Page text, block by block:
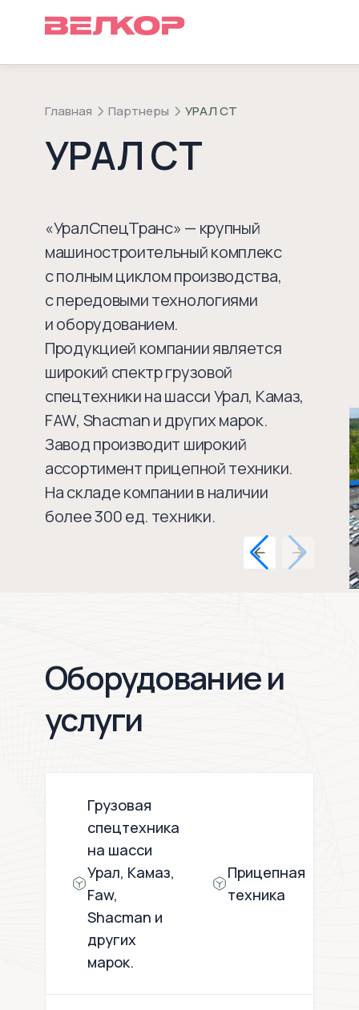
Главная Партнеры УРАЛ СТ
УРАЛ СТ
«УралСпецТранс» — крупный
машиностроительный комплекс
с полным циклом производства,
с передовыми технологиями
и оборудованием.
Продукцией компании является
широкий спектр грузовой
спецтехники на шасси Урал, Камаз,
FAW, Shacman и других марок.
Завод производит широкий
ассортимент прицепной техники.
На складе компании в наличии
более 300 ед. техники.
Оборудование и
услуги
Грузовая
спецтехника
на шасси
Урал, Камаз,
Faw,
Shacman и
других
марок.
Прицепная
техника